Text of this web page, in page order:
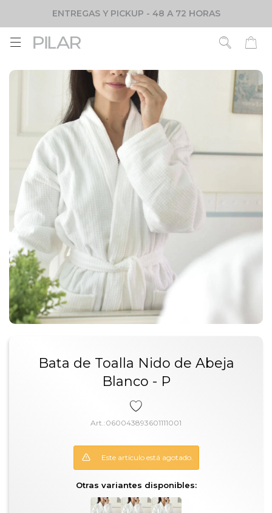
ENTREGAS Y PICKUP - 48 A 72 HORAS

Bata de Toalla Nido de Abeja
Blanco - P
060043893601111001
Este artículo está agotado.
Otras variantes disponibles: